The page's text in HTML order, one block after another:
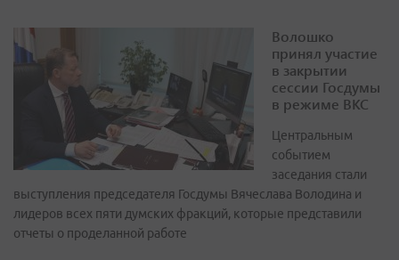
Волошко
принял участие
в закрытии
сессии Госдумы
в режиме ВКС
Центральным
событием
заседания стали
выступления председателя Госдумы Вячеслава Володина и
лидеров всех пяти думских фракций, которые представили
отчеты о проделанной работе